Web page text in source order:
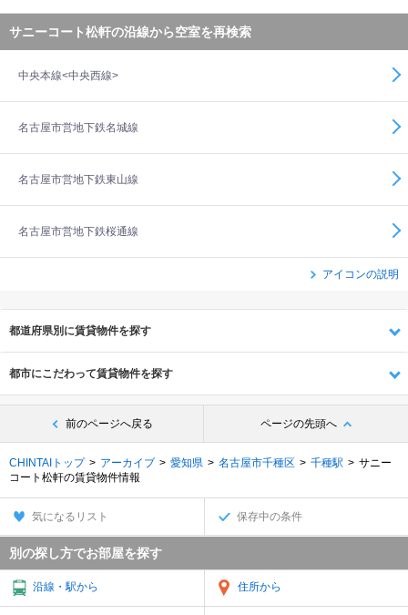
サニーコート松軒の沿線から空室を再検索
中央本線<中央西線>
名古屋市営地下鉄名城線
名古屋市営地下鉄東山線
名古屋市営地下鉄桜通線
アイコンの説明
都道府県別に賃貸物件を探す
都市にこだわって賃貸物件を探す
前のページへ戻る ページの先頭へ
CHINTAIトップ アーカイブ 愛知県 名古屋市千種区 千種駅
サニー
コート松軒の賃貸物件情報
気になるリスト 保存中の条件
別の探し方でお部屋を探す
沿線・駅から 住所から